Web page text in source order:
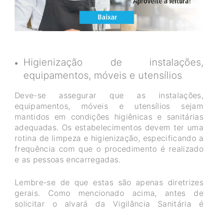
Higienização de instalações,
equipamentos, móveis e utensílios
Deve-se assegurar que as instalações,
equipamentos, móveis e utensílios sejam
mantidos em condições higiênicas e sanitárias
adequadas. Os estabelecimentos devem ter uma
rotina de limpeza e higienização, especificando a
frequência com que o procedimento é realizado
e as pessoas encarregadas.
Lembre-se de que estas são apenas diretrizes
gerais. Como mencionado acima, antes de
solicitar o alvará da Vigilância Sanitária é